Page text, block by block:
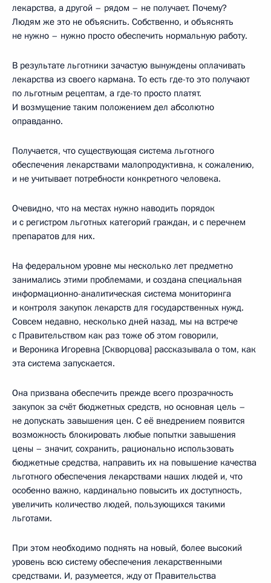
лекарства, а другой – рядом – не получает. Почему?
Людям же это не объяснить. Собственно, и объяснять
не нужно – нужно просто обеспечить нормальную работу.
В результате льготники зачастую вынуждены оплачивать
лекарства из своего кармана. То есть где-то это получают
по льготным рецептам, а где-то просто платят.
И возмущение таким положением дел абсолютно
оправданно.
Получается, что существующая система льготного
обеспечения лекарствами малопродуктивна, к сожалению,
и не учитывает потребности конкретного человека.
Очевидно, что на местах нужно наводить порядок
и с регистром льготных категорий граждан, и с перечнем
препаратов для них.
На федеральном уровне мы несколько лет предметно
занимались этими проблемами, и создана специальная
информационно-аналитическая система мониторинга
и контроля закупок лекарств для государственных нужд.
Совсем недавно, несколько дней назад, мы на встрече
с Правительством как раз тоже об этом говорили,
и Вероника Игоревна [Скворцова] рассказывала о том, как
эта система запускается.
Она призвана обеспечить прежде всего прозрачность
закупок за счёт бюджетных средств, но основная цель –
не допускать завышения цен. С её внедрением появится
возможность блокировать любые попытки завышения
цены – значит, сохранить, рационально использовать
бюджетные средства, направить их на повышение качества
льготного обеспечения лекарствами наших людей и, что
особенно важно, кардинально повысить их доступность,
увеличить количество людей, пользующихся такими
льготами.
При этом необходимо поднять на новый, более высокий
уровень всю систему обеспечения лекарственными
средствами. И, разумеется, жду от Правительства